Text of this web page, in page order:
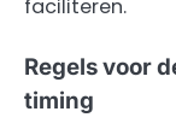
faciliteren.
Regels voor
timing